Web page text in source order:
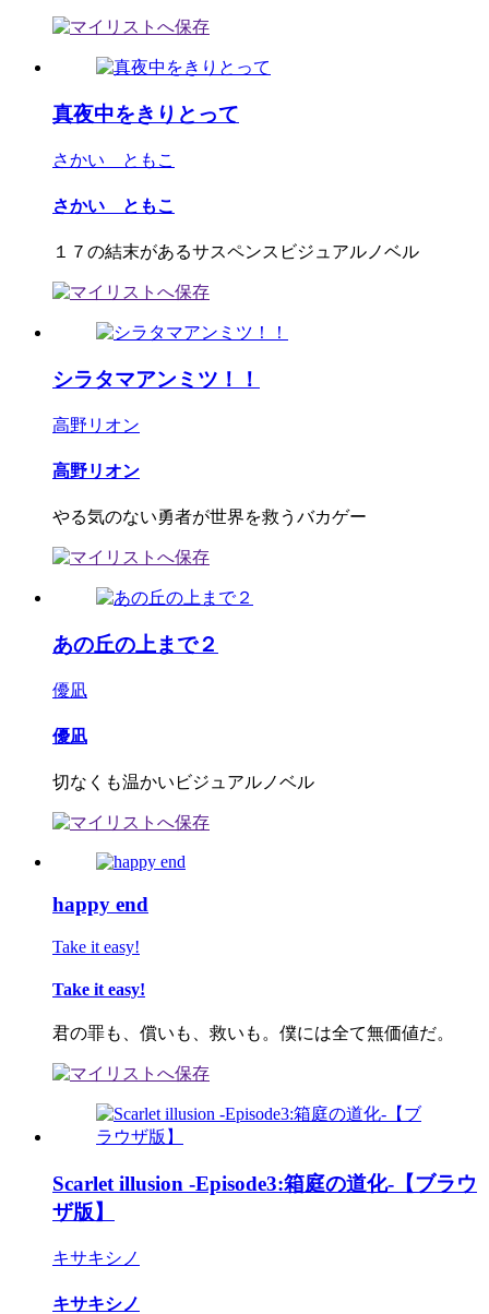
真夜中をきりとって
さかい ともこ
さかい ともこ
１７の結末があるサスペンスビジュアルノベル
シラタマアンミツ！！
高野リオン
高野リオン
やる気のない勇者が世界を救うバカゲー
あの丘の上まで２
優凪
優凪
切なくも温かいビジュアルノベル
happy end
Take it easy!
Take it easy!
君の罪も、償いも、救いも。僕には全て無価値だ。
Scarlet illusion -Episode3:箱庭の道化-【ブラウ
ザ版】
キサキシノ
キサキシノ